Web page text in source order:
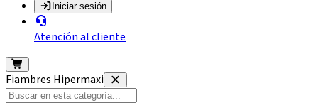
Iniciar sesión
Atención al cliente
Fiambres Hipermaxi